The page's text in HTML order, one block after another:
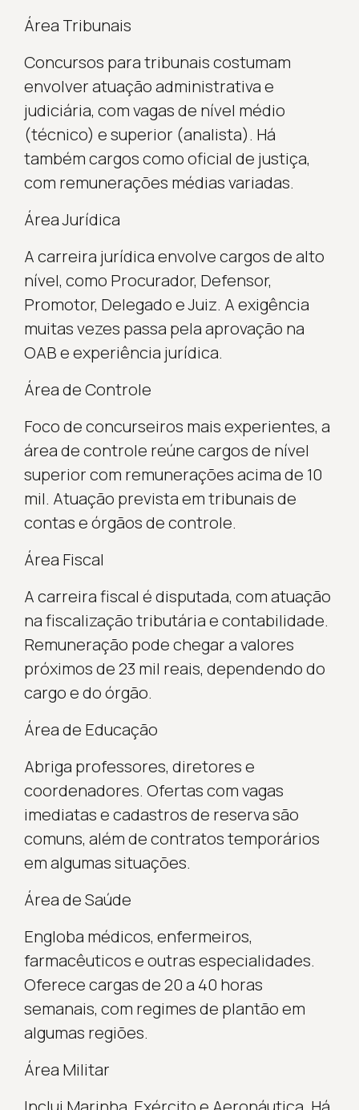
Área Tribunais
Concursos para tribunais costumam
envolver atuação administrativa e
judiciária, com vagas de nível médio
(técnico) e superior (analista). Há
também cargos como oficial de justiça,
com remunerações médias variadas.
Área Jurídica
A carreira jurídica envolve cargos de alto
nível, como Procurador, Defensor,
Promotor, Delegado e Juiz. A exigência
muitas vezes passa pela aprovação na
OAB e experiência jurídica.
Área de Controle
Foco de concurseiros mais experientes, a
área de controle reúne cargos de nível
superior com remunerações acima de 10
mil. Atuação prevista em tribunais de
contas e órgãos de controle.
Área Fiscal
A carreira fiscal é disputada, com atuação
na fiscalização tributária e contabilidade.
Remuneração pode chegar a valores
próximos de 23 mil reais, dependendo do
cargo e do órgão.
Área de Educação
Abriga professores, diretores e
coordenadores. Ofertas com vagas
imediatas e cadastros de reserva são
comuns, além de contratos temporários
em algumas situações.
Área de Saúde
Engloba médicos, enfermeiros,
farmacêuticos e outras especialidades.
Oferece cargas de 20 a 40 horas
semanais, com regimes de plantão em
algumas regiões.
Área Militar